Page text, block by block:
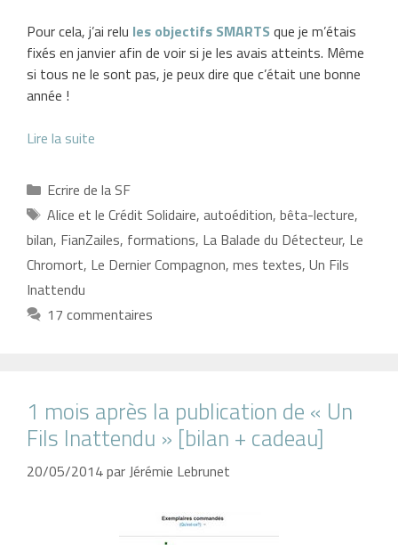
Pour cela, j’ai relu les objectifs SMARTS que je m’étais
fixés en janvier afin de voir si je les avais atteints. Même
si tous ne le sont pas, je peux dire que c’était une bonne
année !
Lire la suite
Catégories
Ecrire de la SF
Étiquettes
Alice et le Crédit Solidaire, autoédition, bêta-lecture,
bilan, FianZailes, formations, La Balade du Détecteur, Le
Chromort, Le Dernier Compagnon, mes textes, Un Fils
Inattendu
17 commentaires
1 mois après la publication de « Un
Fils Inattendu » [bilan + cadeau]
20/05/2014par Jérémie Lebrunet